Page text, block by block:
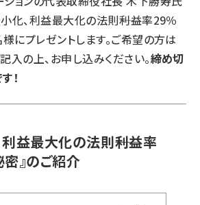
化、利益最大化の法則――利益率29％
にプレゼントします。ご希望の方は
入の上、お申し込みください。締め切
！
利益最大化の法則――利益率
』のご紹介